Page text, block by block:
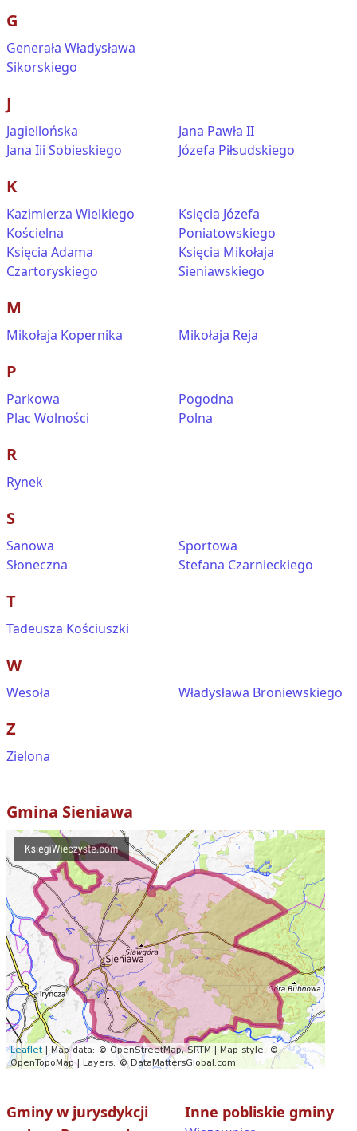
G
Generała Władysława
Sikorskiego
J
Jagiellońska
Jana Iii Sobieskiego
Jana Pawła II
Józefa Piłsudskiego
K
Kazimierza Wielkiego
Kościelna
Księcia Adama
Czartoryskiego
Księcia Józefa
Poniatowskiego
Księcia Mikołaja
Sieniawskiego
M
Mikołaja Kopernika Mikołaja Reja
P
Parkowa
Plac Wolności
Pogodna
Polna
R
Rynek
S
Sanowa
Słoneczna
Sportowa
Stefana Czarnieckiego
T
Tadeusza Kościuszki
W
Wesoła Władysława Broniewskiego
Z
Zielona
Gmina Sieniawa
Gminy w jurysdykcji
Inne pobliskie gminy